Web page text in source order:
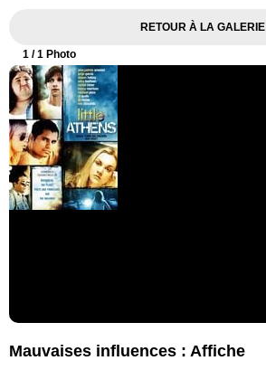
RETOUR À LA GALERIE
1 / 1 Photo
Mauvaises influences : Affiche